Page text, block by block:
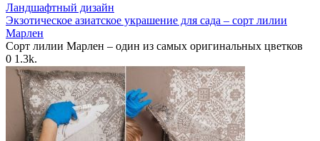
Ландшафтный дизайн
Экзотическое азиатское украшение для сада – сорт лилии
Марлен
Сорт лилии Марлен – один из самых оригинальных цветков
0 1.3k.